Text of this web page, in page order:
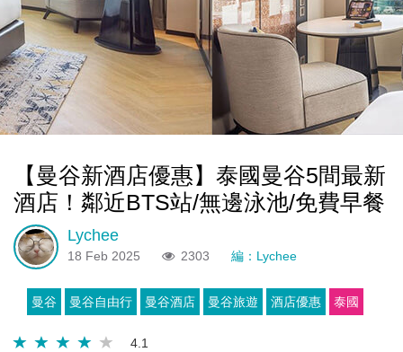
【曼谷新酒店優惠】泰國曼谷5間最新
酒店！鄰近BTS站/無邊泳池/免費早餐
Lychee
18 Feb 2025 2303 編：Lychee
曼谷 曼谷自由行 曼谷酒店 曼谷旅遊 酒店優惠 泰國
4.1